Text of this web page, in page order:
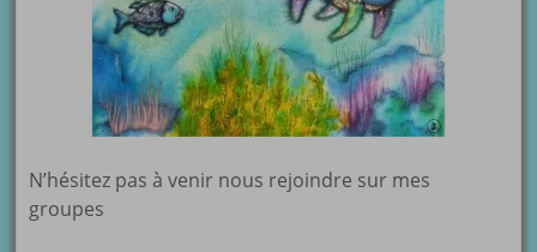
N’hésitez pas à venir nous rejoindre sur mes
groupes